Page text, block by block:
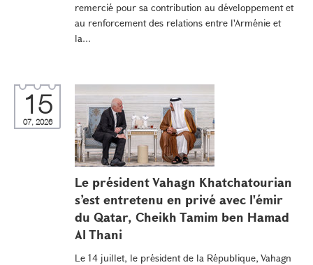
remercié pour sa contribution au développement et
au renforcement des relations entre l'Arménie et
la...
15
07, 2026
Le président Vahagn Khatchatourian
s’est entretenu en privé avec l'émir
du Qatar, Cheikh Tamim ben Hamad
Al Thani
Le 14 juillet, le président de la République, Vahagn